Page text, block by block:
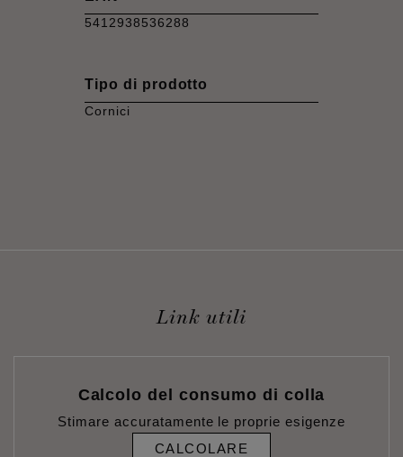
5412938536288
Tipo di prodotto
Cornici
Link utili
Calcolo del consumo di colla
Stimare accuratamente le proprie esigenze
CALCOLARE